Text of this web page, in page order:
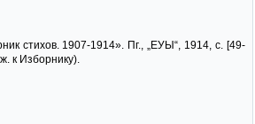
стихов. 1907-1914». Пг., „ЕУЫ“, 1914, с. [49-
к Изборнику).